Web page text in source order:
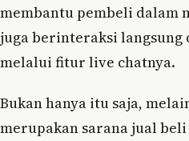
membantu pembeli dalam
juga berinteraksi langsung
melalui fitur live chatnya.
Bukan hanya itu saja,
merupakan sarana jual